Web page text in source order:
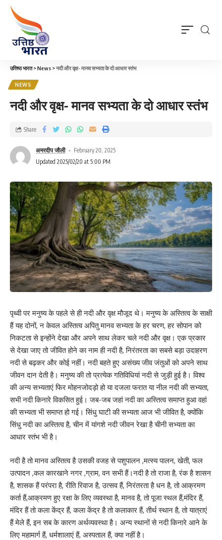
उत्तिष्ठ भारत>News >नदी और वृक्ष- मानव सभ्यता के दो आधार स्तंभ
NEWS
नदी और वृक्ष- मानव सभ्यता के दो आधार स्तंभ
अमरदीप जौली
February 20, 2025
Updated 2025/02/20 at 5:00 PM
Share
पृथ्वी पर मनुष्य के पहले से ही नदी और वृक्ष मौजूद थे। मनुष्य के अस्तित्व के साक्षी
हैं यह दोनों, न केवल अस्तित्व अपितु मानव सभ्यता के हर चरण, हर सोपान को
निकटता से इन्होंने देखा और अपने साथ लेकर चले नदी और वृक्ष। एक प्रकार
से देखा जाए तो जीवित होने का नाम ही नदी है, निरंतरता का सबसे बड़ा उदाहरण
नदी से बढ़कर और कोई नहीं। नदी बहते हुए असंख्य जीव जंतुओं को अपने साथ
जीवन दान देती है। मनुष्य की तो प्रत्येक गतिविधियां नदी से जुड़ी हुई है। विश्व
की अन्य सभ्यताएं फिर मोहनजोदड़ो हो या दजला फरात या नील नदी की सभ्यता,
सभी नदी किनारे विकसित हुई। जब-जब जहां नदी का अस्तित्व समाप्त हुआ वहां
की सभ्यता भी समाप्त हो गई। सिंधु घाटी की सभ्यता आज भी जीवित है, क्योंकि
सिंधु नदी का अस्तित्व है, चीन में यांगशे नदी जीवन रेखा है चीनी सभ्यता का
आधार स्तंभ भी है।
नदी है तो मानव अस्तित्व है उसकी वजह से पशुपालन ,मत्स्य पालन, खेती, फल
उत्पादन ,कल कारखाने नगर ,ग्राम, वन सभी हैं।नदी है तो राजा है, रंक है शासन
है, शासक हैं परंपरा है, रीति रिवाज है, उत्सव हैं, निरंतरता है धन है, तो आक्रमण
कर्ता हैं,आक्रमण हुए रक्षा के लिए व्यवस्था है, मानव है, तो पूजा स्थल हैं,मंदिर हैं,
मंदिर हैं तो कला केंद्र हैं, कला केंद्र है तो कलाकार हैं, तीर्थ स्थान है, तो यात्राएं
हैं मेले हैं, इन सब के कारण अर्थव्यवस्था है। अन्य स्थानों से नदी किनारे आने के
लिए महामार्ग हैं, धर्मशालाएं हैं, अस्पताल हैं, क्या नहीं है।